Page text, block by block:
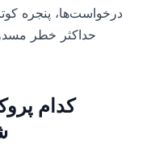
حداکثر خطر
کدام